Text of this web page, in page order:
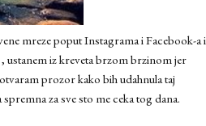
mreze poput Instagrama i Facebook-a i
ustanem iz kreveta brzom brzinom jer
prozor kako bih udahnula taj
za sve sto me ceka tog dana.